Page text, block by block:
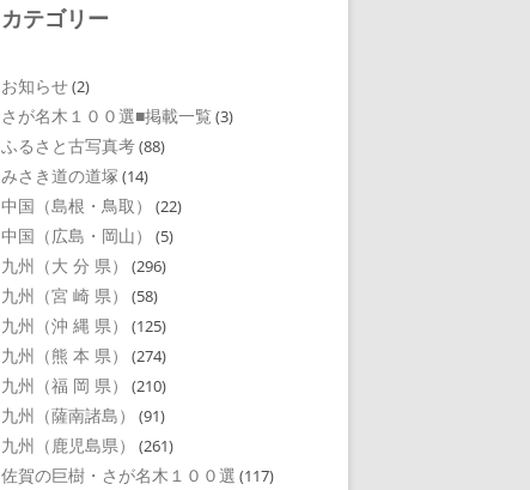
カテゴリー
お知らせ(2)
さが名木１００選■掲載一覧 (3)
ふるさと古写真考(88)
みさき道の道塚 (14)
中国（島根・鳥取） (22)
中国（広島・岡山） (5)
九州（大 分 県） (296)
九州（宮 崎 県） (58)
九州（沖 縄 県） (125)
九州（熊 本 県） (274)
九州（福 岡 県） (210)
九州（薩南諸島） (91)
九州（鹿児島県） (261)
佐賀の巨樹・さが名木１００選 (117)